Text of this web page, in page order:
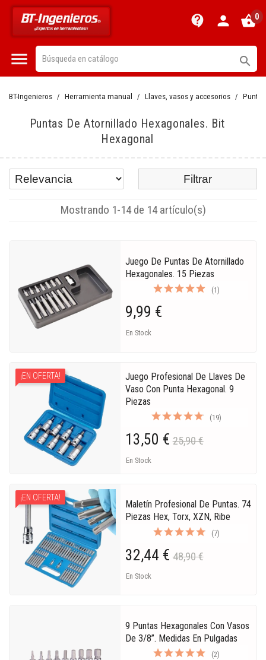
contact_support person shopping_basket0
 
BT-Ingenieros Herramienta manual Llaves, vasos y accesorios
Puntas De Atornillado Hexagonales. Bit
Hexagonal
Filtrar
Mostrando 1-14 de 14 artículo(s)
Juego De Puntas De Atornillado
Hexagonales. 15 Piezas
(1)
9,99 €
En Stock
Juego Profesional De Llaves De
Vaso Con Punta Hexagonal. 9
Piezas
(19)
13,50 € 25,90 €
En Stock
¡EN OFERTA!
Maletín Profesional De Puntas. 74
Piezas Hex, Torx, XZN, Ribe
(7)
32,44 € 48,90 €
En Stock
¡EN OFERTA!
9 Puntas Hexagonales Con Vasos
De 3/8”. Medidas En Pulgadas
(2)